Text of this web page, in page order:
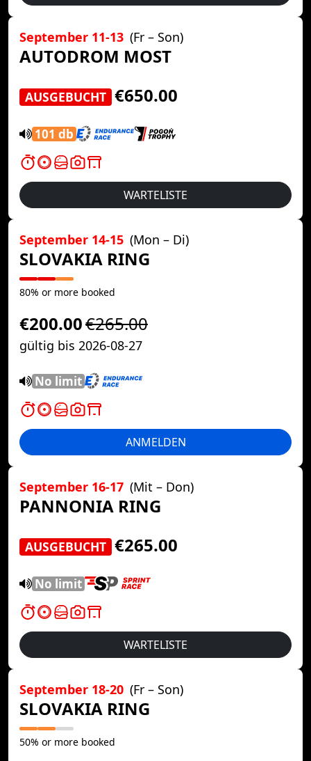
September 11-13 (Fr – Son)
AUTODROM MOST
AUSGEBUCHT €650.00
101 db
WARTELISTE
September 14-15 (Mon – Di)
SLOVAKIA RING
80% or more booked
€200.00€265.00
gültig bis 2026-08-27
No limit
ANMELDEN
September 16-17 (Mit – Don)
PANNONIA RING
AUSGEBUCHT €265.00
No limit
WARTELISTE
September 18-20 (Fr – Son)
SLOVAKIA RING
50% or more booked